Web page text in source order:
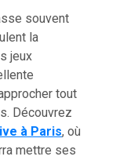
souvent
la
jeux
tout
Découvrez
à Paris, où
mettre ses